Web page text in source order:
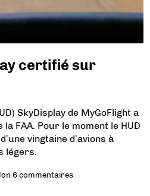
certifié sur
SkyDisplay de MyGoFlight a
FAA. Pour le moment le HUD
vingtaine d’avions à
légers.
6 commentaires